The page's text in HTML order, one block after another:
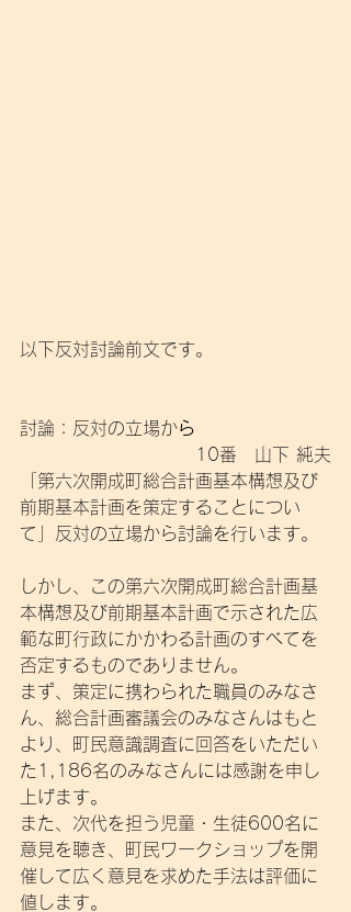
以下反対討論前文です。
討論：反対の立場から
10番　山下 純夫
「第六次開成町総合計画基本構想及び
前期基本計画を策定することについ
て」反対の立場から討論を行います。
しかし、この第六次開成町総合計画基
本構想及び前期基本計画で示された広
範な町行政にかかわる計画のすべてを
否定するものでありません。
まず、策定に携わられた職員のみなさ
ん、総合計画審議会のみなさんはもと
より、町民意識調査に回答をいただい
た1,186名のみなさんには感謝を申し
上げます。
また、次代を担う児童・生徒600名に
意見を聴き、町民ワークショップを開
催して広く意見を求めた手法は評価に
値します。